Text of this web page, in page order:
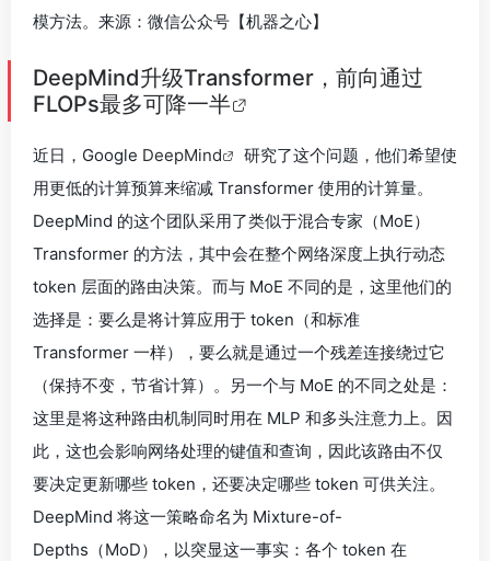
模方法。来源：微信公众号【机器之心】
DeepMind升级Transformer，前向通过
FLOPs最多可降一半
近日，Google DeepMind
研究了这个问题，他们希望使
用更低的计算预算来缩减 Transformer 使用的计算量。
DeepMind 的这个团队采用了类似于混合专家（MoE）
Transformer 的方法，其中会在整个网络深度上执行动态
token 层面的路由决策。而与 MoE 不同的是，这里他们的
选择是：要么是将计算应用于 token（和标准
Transformer 一样），要么就是通过一个残差连接绕过它
（保持不变，节省计算）。另一个与 MoE 的不同之处是：
这里是将这种路由机制同时用在 MLP 和多头注意力上。因
此，这也会影响网络处理的键值和查询，因此该路由不仅
要决定更新哪些 token，还要决定哪些 token 可供关注。
DeepMind 将这一策略命名为 Mixture-of-
Depths（MoD），以突显这一事实：各个 token 在